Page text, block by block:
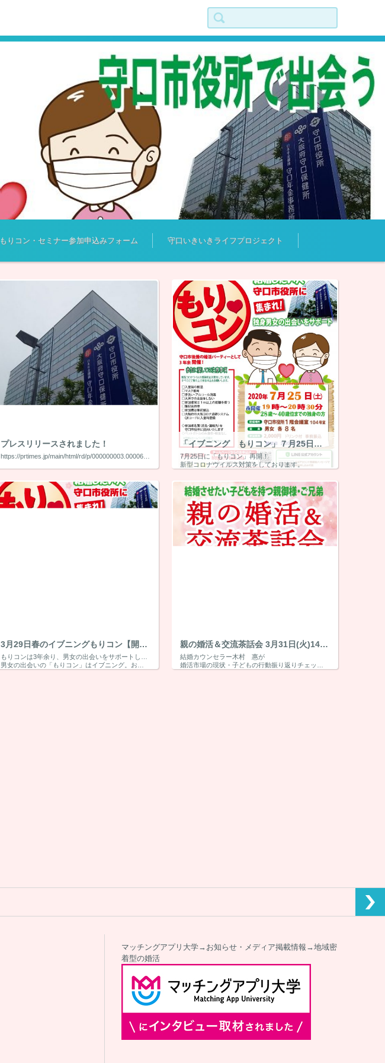
検索:
もりコン・セミナー参加申込みフォーム 守口いきいきライフプロジェクト
プレスリリースされました！ 「イブニング もりコン」７月25日（土）
7月25日に「もりコン」再開！
新型コロナウイルス対策をしております。
3月29日春のイブニングもりコン【開催中止】
男女の出会いの「もりコン」はイブニング。お弁当付きです！
親の婚活＆交流茶話会 3月31日(火)14時～15時30分【開催中止】
結婚カウンセラー木村 惠が
婚活市場の現状・子どもの行動振り返りチェックなど
マッチングアプリ大学→お知らせ・メディア掲載情報→地域密
着型の婚活